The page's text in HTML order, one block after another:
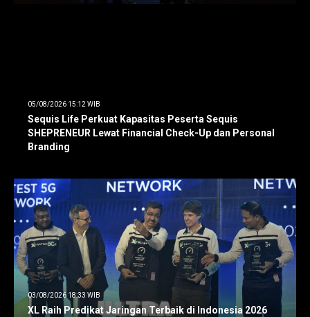
05/08/2026 15:12 WIB
Sequis Life Perkuat Kapasitas Peserta Sequis
SHEPRENEUR Lewat Financial Check-Up dan Personal
Branding
03/08/2026 18:33 WIB
XL Raih Predikat Jaringan Terbaik di Indonesia 2026